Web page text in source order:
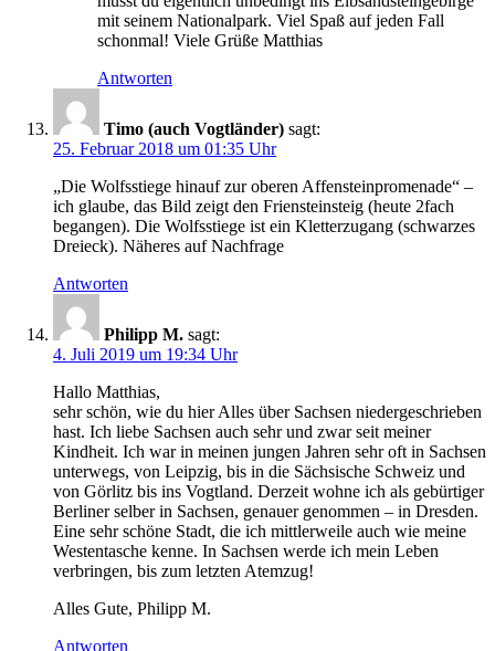
mit seinem Nationalpark. Viel Spaß auf jeden Fall
schonmal! Viele Grüße Matthias
Antworten
Timo (auch Vogtländer) sagt:
25. Februar 2018 um 01:35 Uhr
„Die Wolfsstiege hinauf zur oberen Affensteinpromenade“ –
ich glaube, das Bild zeigt den Friensteinsteig (heute 2fach
begangen). Die Wolfsstiege ist ein Kletterzugang (schwarzes
Dreieck). Näheres auf Nachfrage
Antworten
Philipp M. sagt:
4. Juli 2019 um 19:34 Uhr
Hallo Matthias,
sehr schön, wie du hier Alles über Sachsen niedergeschrieben
hast. Ich liebe Sachsen auch sehr und zwar seit meiner
Kindheit. Ich war in meinen jungen Jahren sehr oft in Sachsen
unterwegs, von Leipzig, bis in die Sächsische Schweiz und
von Görlitz bis ins Vogtland. Derzeit wohne ich als gebürtiger
Berliner selber in Sachsen, genauer genommen – in Dresden.
Eine sehr schöne Stadt, die ich mittlerweile auch wie meine
Westentasche kenne. In Sachsen werde ich mein Leben
verbringen, bis zum letzten Atemzug!
Alles Gute, Philipp M.
Antworten